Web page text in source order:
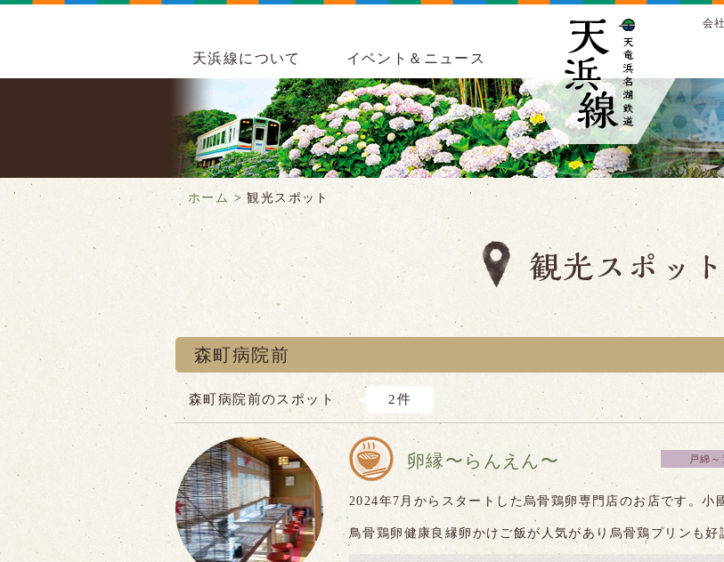
会
天浜線について イベント＆ニュース
ホーム >観光スポット
森町病院前
森町病院前のスポット 2件
卵縁〜らんえん〜 戸綿
2024年7月からスタートした烏骨鶏卵専門店のお店です。小
鳥骨鶏卵健康良縁卵かけご飯が人気があり烏骨鶏プリンも